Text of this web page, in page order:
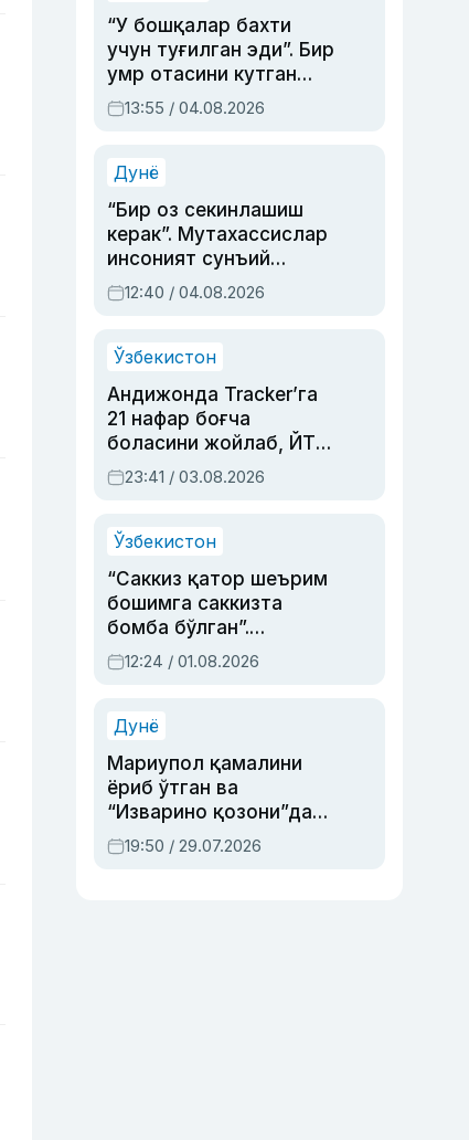
“У бошқалар бахти
учун туғилган эди”. Бир
умр отасини кутган
актриса ва дубльяж
устаси Римма
синовларга тўла ҳаёти
13:55 / 04.08.2026
Дунё
“Бир оз секинлашиш
керак”. Мутахассислар
инсоният сунъий
интеллектни бошқара
олмай қолишидан
12:40 / 04.08.2026
Ўзбекистон
Андижонда Tracker’га
21 нафар боғча
боласини жойлаб, ЙТҲ
содир этган аёлга суд
ҳукми ўқилди
23:41 / 03.08.2026
Ўзбекистон
“Саккиз қатор шеърим
бошимга саккизта
бомба бўлган”.
Абдулла Ориповни
сиёсий айбловлардан
12:24 / 01.08.2026
Дунё
Мариупол қамалини
ёриб ўтган ва
“Изварино қозони”дан
чиққан қаҳрамон —
Украина армияси бош
19:50 / 29.07.2026